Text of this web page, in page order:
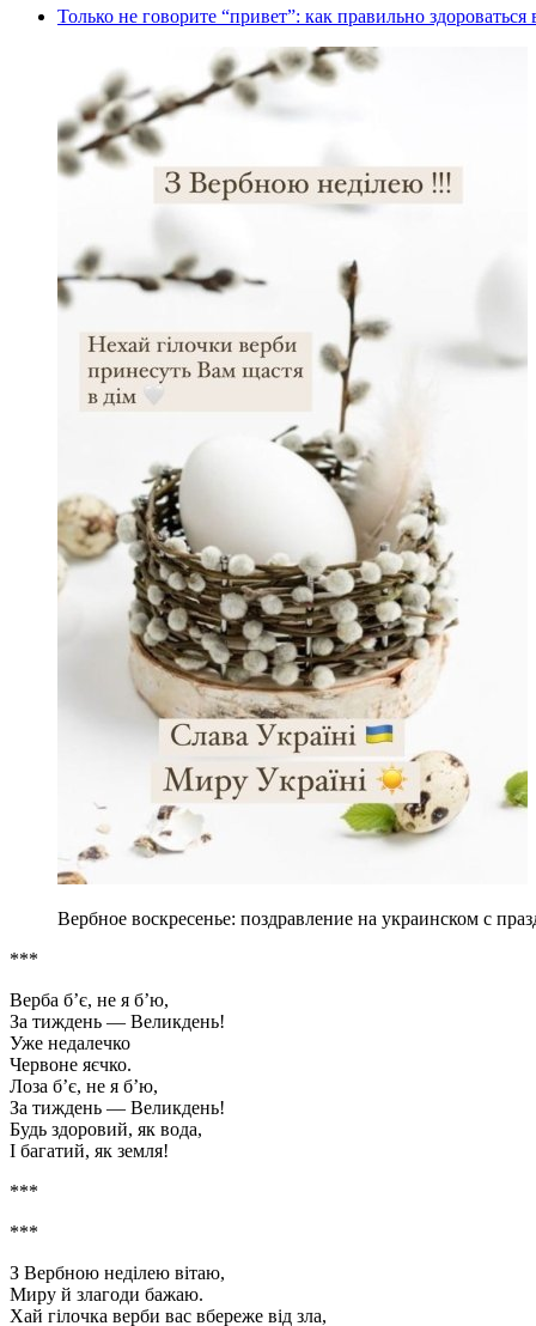
Только не говорите “привет”: как правильно
Вербное воскресенье: поздравление на украинском с
***
Верба б’є, не я б’ю,
За тиждень — Великдень!
Уже недалечко
Червоне яєчко.
Лоза б’є, не я б’ю,
За тиждень — Великдень!
Будь здоровий, як вода,
І багатий, як земля!
***
***
З Вербною неділею вітаю,
Миру й злагоди бажаю.
Хай гілочка верби вас вбереже від зла,